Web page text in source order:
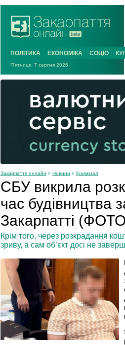
ПОЛІТИКА ЕКОНОМІКА СОЦІО
П'ятниця, 7 серпня 2026
Закарпаття онлайн » Новини » Кримінал
СБУ викрила
час будівництва
Закарпатті
Крім того, через розкрадання
зриву, а сам об’єкт досі не